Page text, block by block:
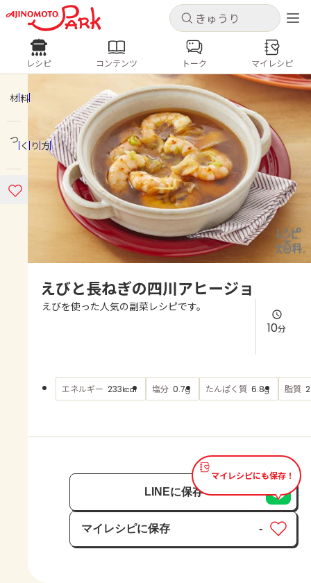
キャンセル
ログインするとレシピを保存できます
ログイン 新規登録
ホーム
コンテンツ
レシピ
よくあるお問い合わせ
AJINOMOTO PARK とは
キャンセル
レシピ コンテンツ
人気の食材・レシピ
きゅうり なす トマト
とうもろこし
ピーマン
みょうが ゴーヤ
レシピ コンテンツ トーク マイレシピ
材料
つくり方
えびと長ねぎの四川アヒージョ
えびを使った人気の副菜レシピです。
10分
エネルギー 233kcal 塩分 0.7g たんぱく質 6.8g 脂質
マイレシピにも保存！
LINEに保存
マイレシピに保存
保存済み
-